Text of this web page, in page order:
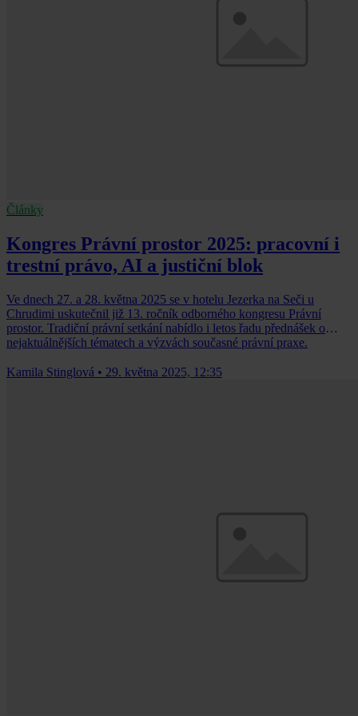
Články
Kongres Právní prostor 2025: pracovní i
trestní právo, AI a justiční blok
Ve dnech 27. a 28. května 2025 se v hotelu Jezerka na Seči u
Chrudimi uskutečnil již 13. ročník odborného kongresu Právní
prostor. Tradiční právní setkání nabídlo i letos řadu přednášek o
nejaktuálnějších tématech a výzvách současné právní praxe.
Kamila Stinglová • 29. května 2025, 12:35